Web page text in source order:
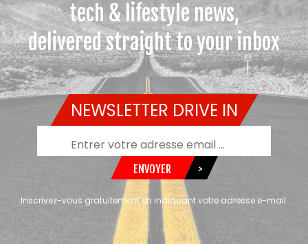
tech & lifestyle news,
delivered straight to your inbox
NEWSLETTER DRIVE IN
ENVOYER >
Inscrivez-vous gratuitement en indiquant votre adresse e-mail.